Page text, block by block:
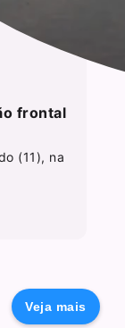
frontal
(11), na
Veja mais